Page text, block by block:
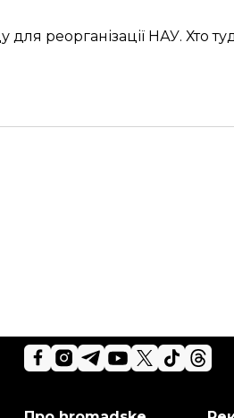
для реорганізації НАУ. Хто